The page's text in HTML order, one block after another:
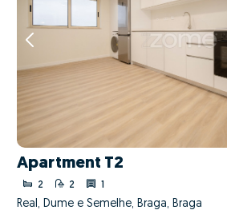
Apartment T2
2 2 1
Real, Dume e Semelhe, Braga, Braga